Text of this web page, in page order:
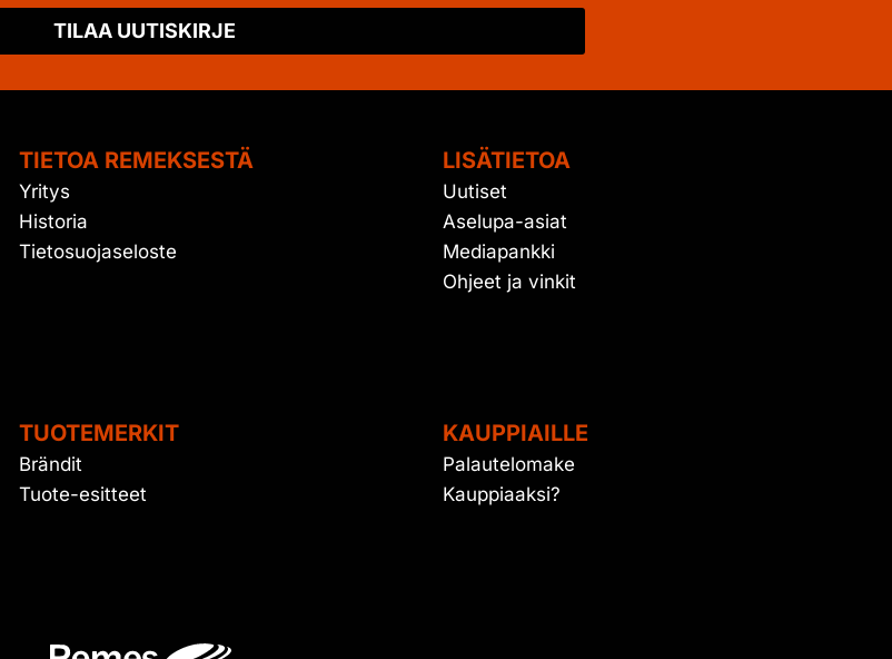
TILAA UUTISKIRJE
TIETOA REMEKSESTÄ
Yritys
Historia
Tietosuojaseloste
LISÄTIETOA
Uutiset
Aselupa-asiat
Mediapankki
Ohjeet ja vinkit
TUOTEMERKIT
Brändit
Tuote-esitteet
KAUPPIAILLE
Palautelomake
Kauppiaaksi?